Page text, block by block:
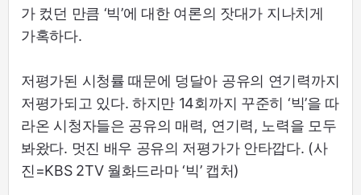
가 컸던 만큼 ‘빅’에 대한 여론의 잣대가 지나치게
가혹하다.
저평가된 시청률 때문에 덩달아 공유의 연기력까지
저평가되고 있다. 하지만 14회까지 꾸준히 ‘빅’을 따
라온 시청자들은 공유의 매력, 연기력, 노력을 모두
봐왔다. 멋진 배우 공유의 저평가가 안타깝다. (사
진=KBS 2TV 월화드라마 ‘빅’ 캡처)